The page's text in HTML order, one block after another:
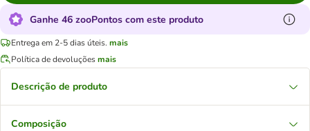
Ganhe 46 zooPontos com este produto
Entrega em 2-5 dias úteis. mais
Política de devoluçõesmais
Descrição de produto
Composição